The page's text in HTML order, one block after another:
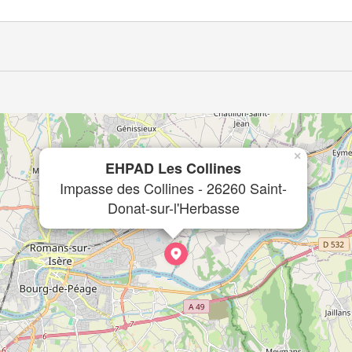
EHPAD Les Collines
Impasse des Collines - 26260 Saint-
Donat-sur-l'Herbasse
×